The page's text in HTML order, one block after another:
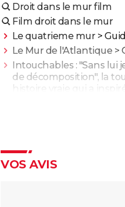
Droit dans le mur film
Film droit dans le mur
Le quatrieme mur>
Le Mur de l'Atlantique >
Intouchables : "Sans lui
de décomposition", la
histoire vraie qui a
Le Dîner de cons : ça a
Les Tuche 5 : le roi
Elton John... Qui les
Funès s'est entraîné
VOS AVIS